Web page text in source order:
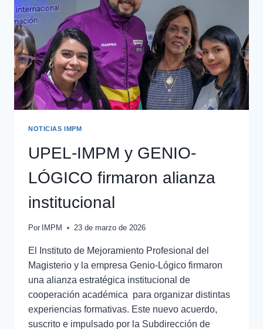
NOTICIAS IMPM
UPEL-IMPM y GENIO-
LÓGICO firmaron alianza
institucional
Por IMPM 23 de marzo de 2026
El Instituto de Mejoramiento Profesional del
Magisterio y la empresa Genio-Lógico firmaron
una alianza estratégica institucional de
cooperación académica para organizar distintas
experiencias formativas. Este nuevo acuerdo,
suscrito e impulsado por la Subdirección de